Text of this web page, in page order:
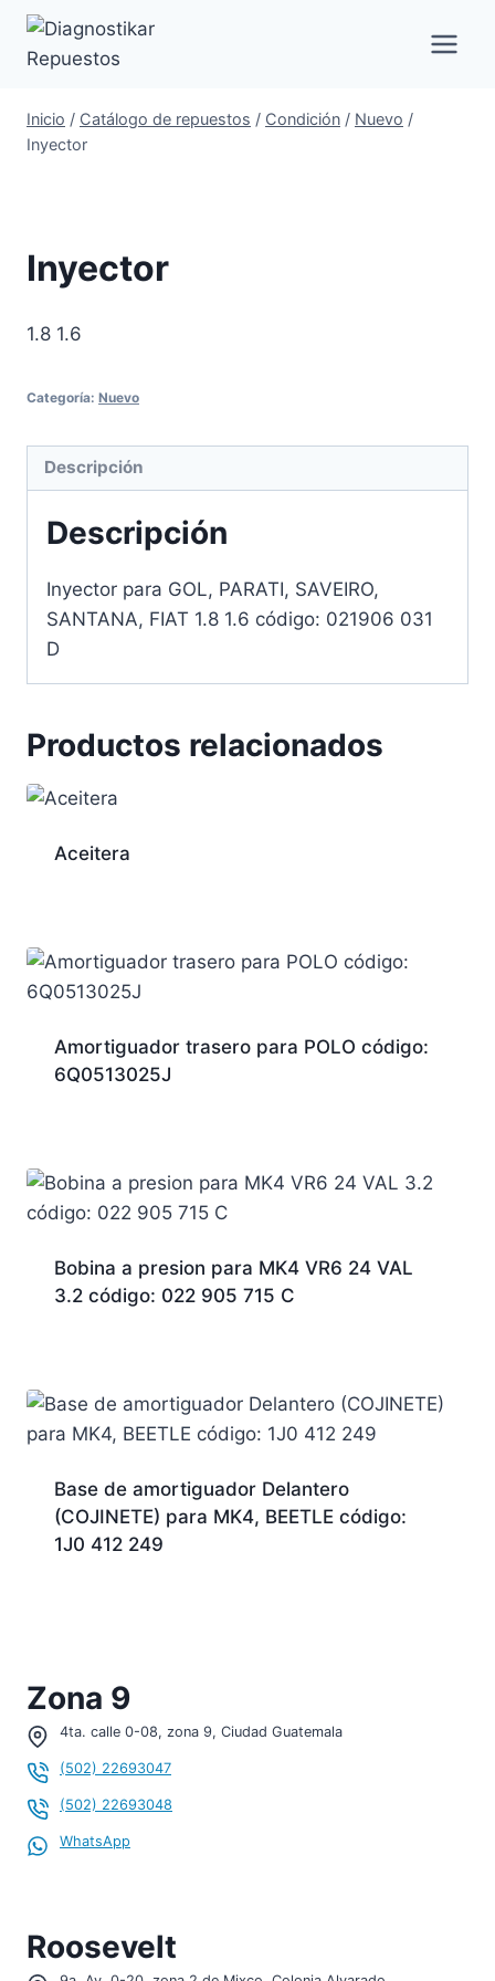
Saltar
contenido
Inicio / Catálogo de repuestos / Condición / Nuevo /
Inyector
Inyector
1.8 1.6
Categoría: Nuevo
Descripción
Descripción
Inyector para GOL, PARATI, SAVEIRO,
SANTANA, FIAT 1.8 1.6 código: 021906 031
D
Productos relacionados
Aceitera
Amortiguador trasero para POLO código:
6Q0513025J
Bobina a presion para MK4 VR6 24 VAL
3.2 código: 022 905 715 C
Base de amortiguador Delantero
(COJINETE) para MK4, BEETLE código:
1J0 412 249
Zona 9
4ta. calle 0-08, zona 9, Ciudad Guatemala
(502) 22693047
(502) 22693048
WhatsApp
Roosevelt